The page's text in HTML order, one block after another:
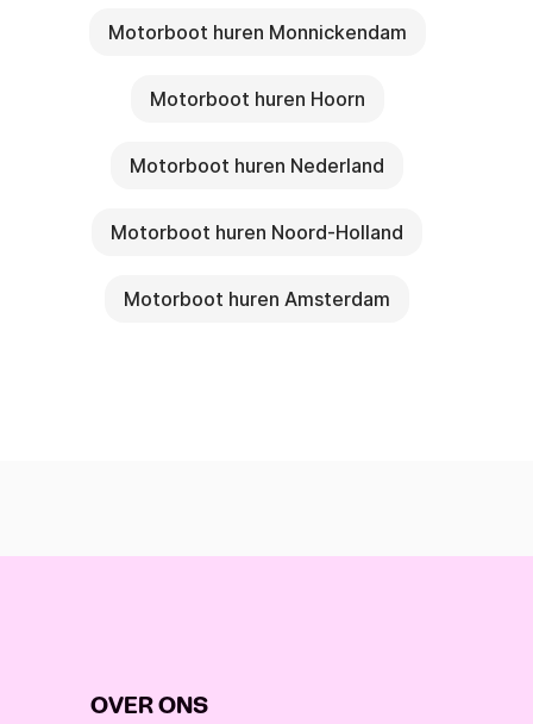
Motorboot huren Monnickendam
Motorboot huren Hoorn
Motorboot huren Nederland
Motorboot huren Noord-Holland
Motorboot huren Amsterdam
OVER ONS